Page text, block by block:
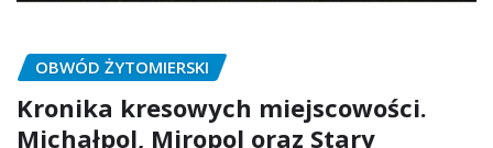
OBWÓD ŻYTOMIERSKI
Kronika kresowych miejscowości.
Michałpol, Miropol oraz Stary